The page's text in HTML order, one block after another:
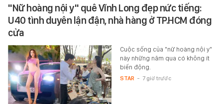
"Nữ hoàng nội y" quê Vĩnh Long đẹp nức tiếng:
U40 tình duyên lận đận, nhà hàng ở TP.HCM đóng
cửa
Cuộc sống của "nữ hoàng nội y"
này những năm qua có không ít
biến động.
STAR - 7 giờ trước